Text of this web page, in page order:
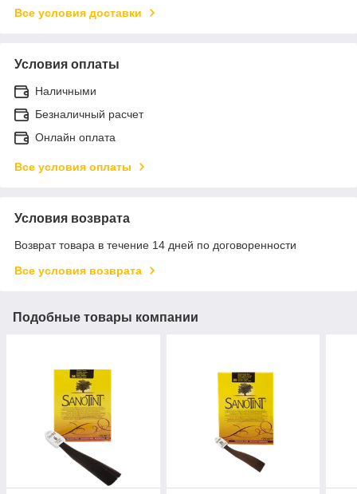
Все условия доставки
Условия оплаты
Наличными
Безналичный расчет
Онлайн оплата
Все условия оплаты
Условия возврата
Возврат товара в течение 14 дней по договоренности
Все условия возврата
Подобные товары компании